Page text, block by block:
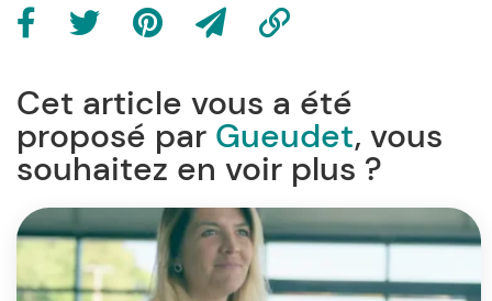
Cet article vous a été
proposé par Gueudet, vous
souhaitez en voir plus ?